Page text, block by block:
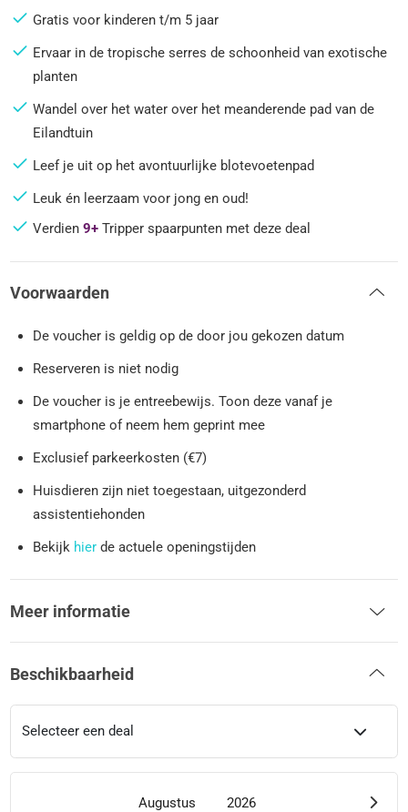
Gratis voor kinderen t/m 5 jaar
Ervaar in de tropische serres de schoonheid van exotische
planten
Wandel over het water over het meanderende pad van de
Eilandtuin
Leef je uit op het avontuurlijke blotevoetenpad
Leuk én leerzaam voor jong en oud!
Verdien9+ Tripper spaarpunten met deze deal
Voorwaarden
De voucher is geldig op de door jou gekozen datum
Reserveren is niet nodig
De voucher is je entreebewijs. Toon deze vanaf je
smartphone of neem hem geprint mee
Exclusief parkeerkosten (€7)
Huisdieren zijn niet toegestaan, uitgezonderd
assistentiehonden
Bekijk hier de actuele openingstijden
Meer informatie
Beschikbaarheid
Selecteer een deal
Augustus 2026